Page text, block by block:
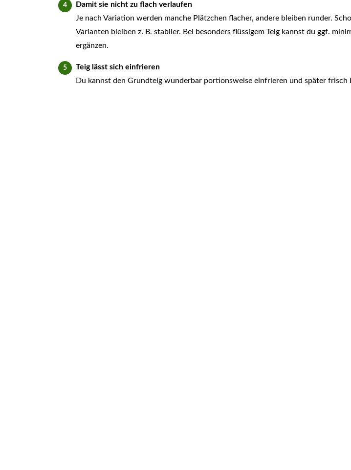
Damit sie nicht zu flach verlaufen
Je nach Variation werden manche Plätzchen flacher, andere bleiben runder.
Varianten bleiben z. B. stabiler. Bei besonders flüssigem Teig kannst du ggf.
ergänzen.
Teig lässt sich einfrieren
Du kannst den Grundteig wunderbar portionsweise einfrieren und später frisch